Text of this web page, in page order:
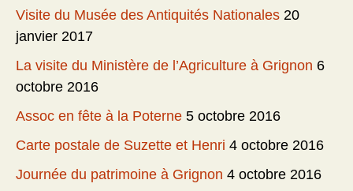
Visite du Musée des Antiquités Nationales 20
janvier 2017
La visite du Ministère de l’Agriculture à Grignon 6
octobre 2016
Assoc en fête à la Poterne 5 octobre 2016
Carte postale de Suzette et Henri 4 octobre 2016
Journée du patrimoine à Grignon 4 octobre 2016